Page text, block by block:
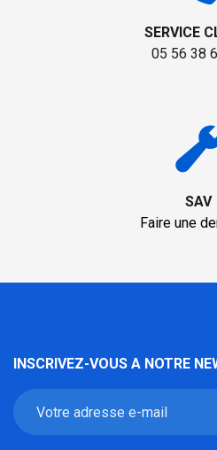
SERVICE
05 56 38
SAV
Faire une
INSCRIVEZ-VOUS A NOTRE